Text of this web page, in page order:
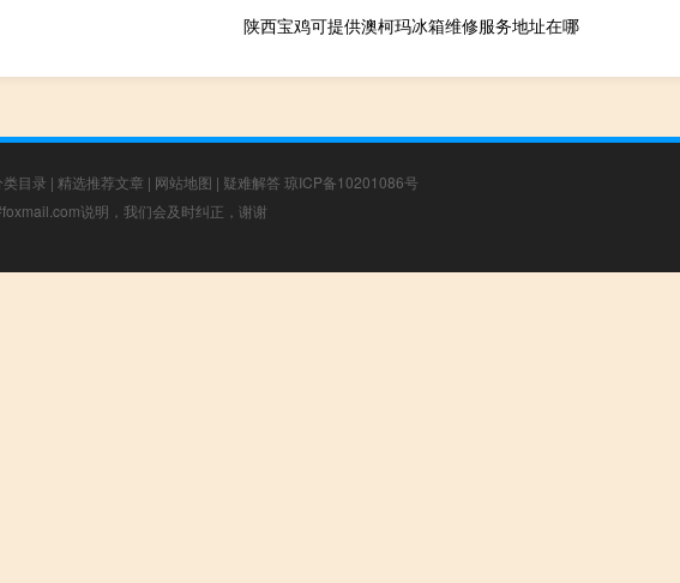
陕西宝鸡可提供澳柯玛冰箱维修服务地址在哪
目录 | 精选推荐文章 | 网站地图 | 疑难解答 琼ICP备10201086号
说明，我们会及时纠正，谢谢